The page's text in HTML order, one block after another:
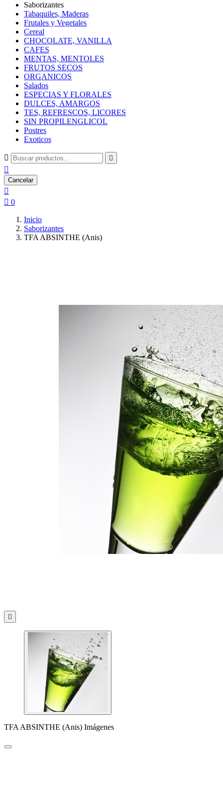
Saborizantes
Tabaquiles, Maderas
Frutales y Vegetales
Cereal
CHOCOLATE, VANILLA
CAFES
MENTAS, MENTOLES
FRUTOS SECOS
ORGANICOS
Salados
ESPECIAS Y FLORALES
DULCES, AMARGOS
TES, REFRESCOS, LICORES
SIN PROPILENGLICOL
Postres
Exoticos
 

Cancelar

 0
Inicio
Saborizantes
TFA ABSINTHE (Anis)

TFA ABSINTHE (Anis) Imágenes